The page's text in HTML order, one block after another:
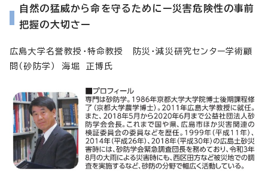
自然の猛威から命を守るためにー災害危険性の事前
把握の大切さー
広島大学名誉教授・特命教授 防災・減災研究センター学術顧
問（砂防学） 海堀 正博氏